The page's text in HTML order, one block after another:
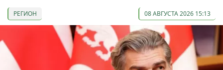
РЕГИОН 08 АВГУСТА 2026 15:13